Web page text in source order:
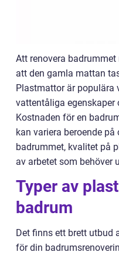
Att renovera
att den gamla mattan
Plastmattor är populära
vattentåliga egenskaper
Kostnaden för en
kan variera beroende
badrummet, kvalitet på
av arbetet som behöver
Typer av
badrum
Det finns ett brett utbud
för din